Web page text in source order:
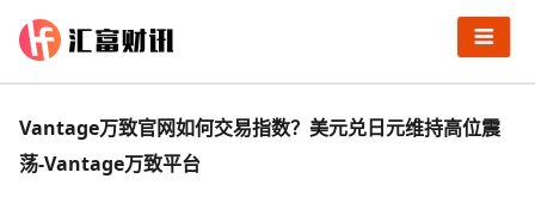
Vantage万致官网如何交易指数？美元兑日元维持高位震
荡-Vantage万致平台